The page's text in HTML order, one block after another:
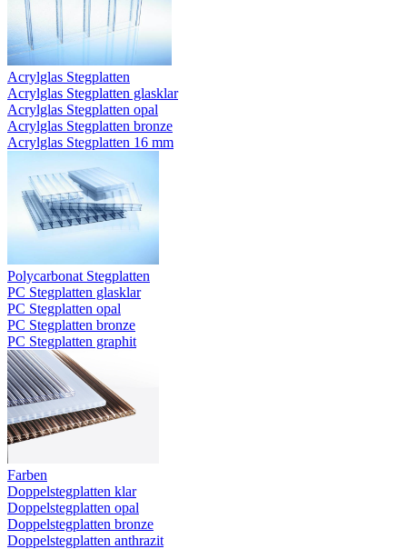
Acrylglas Stegplatten
Acrylglas Stegplatten glasklar
Acrylglas Stegplatten opal
Acrylglas Stegplatten bronze
Acrylglas Stegplatten 16 mm
Polycarbonat Stegplatten
PC Stegplatten glasklar
PC Stegplatten opal
PC Stegplatten bronze
PC Stegplatten graphit
Farben
Doppelstegplatten klar
Doppelstegplatten opal
Doppelstegplatten bronze
Doppelstegplatten anthrazit